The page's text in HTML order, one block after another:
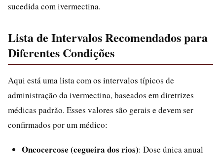
sucedida com ivermectina.
Lista de Intervalos Recomendados para
Diferentes Condições
Aqui está uma lista com os intervalos típicos de
administração da ivermectina, baseados em diretrizes
médicas padrão. Esses valores são gerais e devem ser
confirmados por um médico:
Oncocercose (cegueira dos rios): Dose única anual